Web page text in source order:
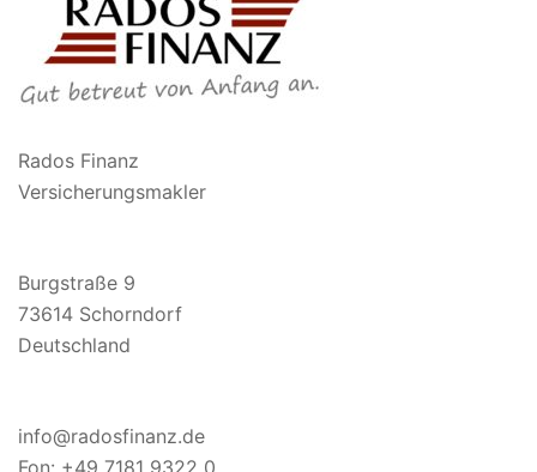
Rados Finanz
Versicherungsmakler
Burgstraße 9
73614 Schorndorf
Deutschland
info@radosfinanz.de
Fon: +49 7181 9322 0